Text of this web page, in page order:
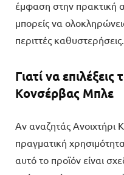
έμφαση στην πρακτική
μπορείς να
περιττές καθυστερήσεις.
Γιατί να επιλέξεις
Κονσέρβας Μπλε
Αν αναζητάς
πραγματική
αυτό το προϊόν είναι